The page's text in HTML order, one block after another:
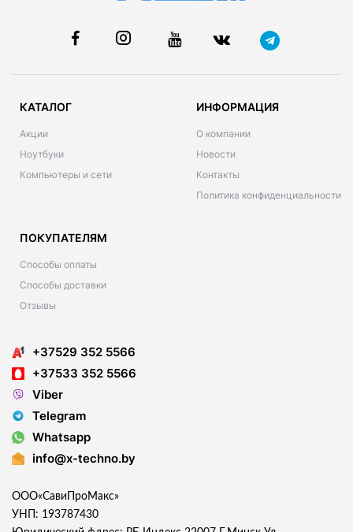
КАТАЛОГ
Акции
Ноутбуки
Компьютеры и сети
ИНФОРМАЦИЯ
О компании
Новости
Контакты
Политика конфиденциальности
ПОКУПАТЕЛЯМ
Способы оплаты
Способы доставки
Отзывы
+37529 352 5566
+37533 352 5566
Viber
Telegram
Whatsapp
info@x-techno.by
ООО«СавиПроМакс»
УНП: 193787430